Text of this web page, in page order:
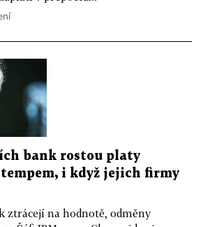
bank rostou platy
i když jejich firmy
ztrácejí na hodnotě, odměny